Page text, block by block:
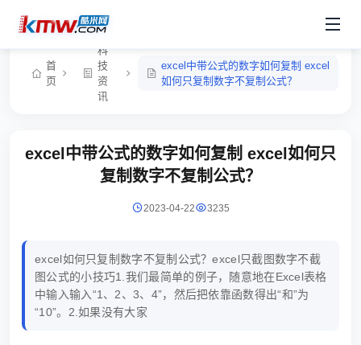
首
页
科
技
资
讯
excel中带公式的数字如何复制 excel
如何只复制数字不复制公式？
excel中带公式的数字如何复制 excel如何只
复制数字不复制公式？
2023-04-22 3235
excel如何只复制数字不复制公式？excel只截图数字不截
图公式的小技巧1.我们最简单的例子，随意地在Excel表格
中输入输入“1、2、3、4”，然后把依靠函数得出“和”为
“10”。2.如果没有大家